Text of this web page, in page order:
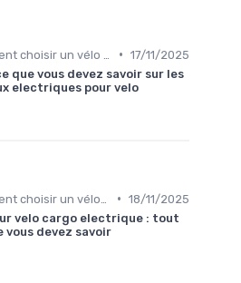
• 17/11/2025
que vous devez savoir sur les
electriques pour velo
• 18/11/2025
velo cargo electrique : tout
vous devez savoir